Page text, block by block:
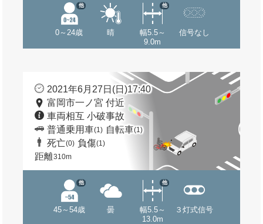
0～24歳
他
晴
幅5.5～
9.0m
他
信号なし
2021年6月27日(日)17:40
富岡市一ノ宮 付近
車両相互 小破事故
普通乗用車(1) 自転車(1)
死亡(0) 負傷(1)
距離310m
45～54歳
他
曇
幅5.5～
13.0m
他
３灯式信号